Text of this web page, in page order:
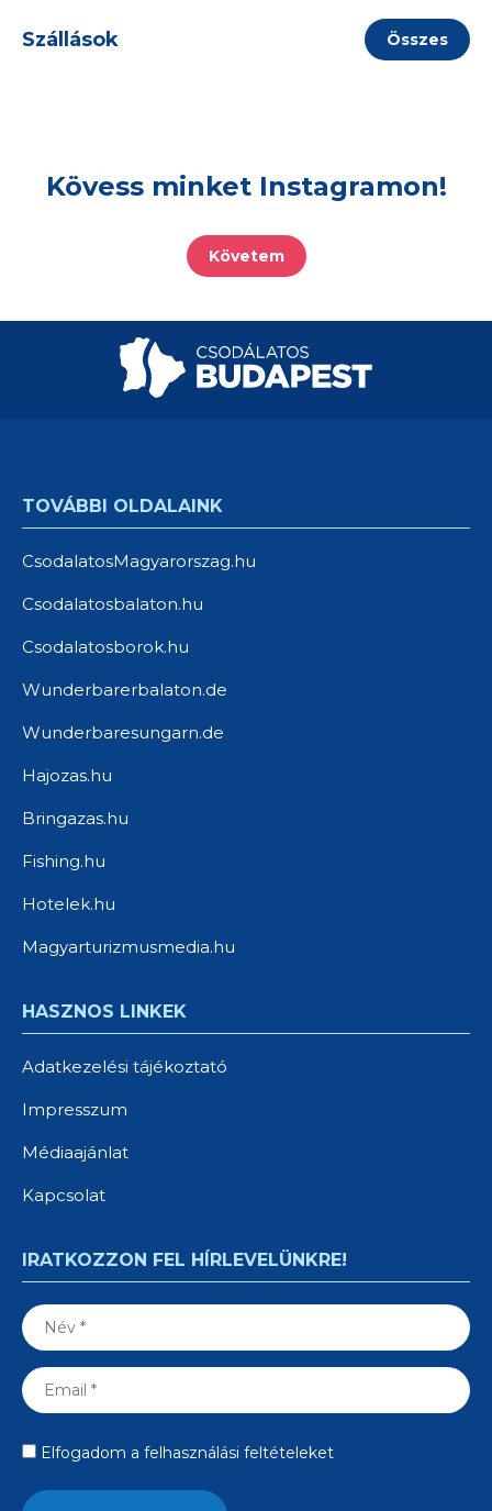
Szállások Összes
Kövess minket Instagramon!
Követem
TOVÁBBI OLDALAINK
CsodalatosMagyarorszag.hu
Csodalatosbalaton.hu
Csodalatosborok.hu
Wunderbarerbalaton.de
Wunderbaresungarn.de
Hajozas.hu
Bringazas.hu
Fishing.hu
Hotelek.hu
Magyarturizmusmedia.hu
HASZNOS LINKEK
Adatkezelési tájékoztató
Impresszum
Médiaajánlat
Kapcsolat
IRATKOZZON FEL HÍRLEVELÜNKRE!
Elfogadom a felhasználási feltételeket